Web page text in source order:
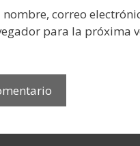
correo
para la próxima